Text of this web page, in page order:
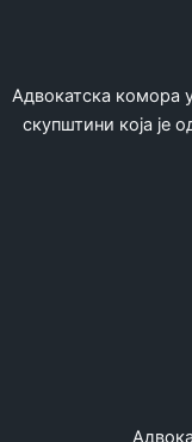
Адвокатска комора
скупштини која је